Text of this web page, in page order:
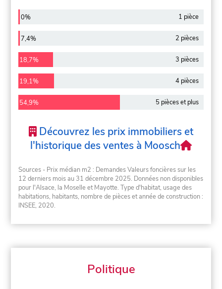
0% 1 pièce
7,4% 2 pièces
18,7% 3 pièces
19,1% 4 pièces
54,9% 5 pièces et plus
Découvrez les prix immobiliers et
l'historique des ventes à Moosch
Sources - Prix médian m2 : Demandes Valeurs foncières sur les
12 derniers mois au 31 décembre 2025. Données non disponibles
pour l'Alsace, la Moselle et Mayotte. Type d'habitat, usage des
habitations, habitants, nombre de pièces et année de construction :
INSEE, 2020.
Politique